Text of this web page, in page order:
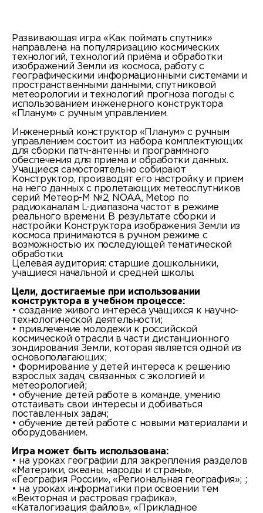
Развивающая игра «Как поймать спутник»
направлена на популяризацию космических
технологий, технологий приёма и обработки
изображений Земли из космоса, работу с
географическими информационными системами и
пространственными данными, спутниковой
метеорологии и технологий прогноза погоды с
использованием инженерного конструктора
«Планум» c ручным управлением.
Инженерный конструктор «Планум» с ручным
управлением состоит из набора комплектующих
для сборки патч-антенны и программного
обеспечения для приема и обработки данных.
Учащиеся самостоятельно собирают
Конструктор, производят его настройку и прием
на него данных с пролетающих метеоспутников
серий Метеор-М №2, NOAA, Metop по
радиоканалам L-диапазона частот в режиме
реального времени. В результате сборки и
настройки Конструктора изображения Земли из
космоса принимаются в ручном режиме с
возможностью их последующей тематической
обработки.
Целевая аудитория: старшие дошкольники,
учащиеся начальной и средней школы.
Цели, достигаемые при использовании
конструктора в учебном процессе:
• создание живого интереса учащихся к научно-
технологической деятельности;
• привлечение молодежи к российской
космической отрасли в части дистанционного
зондирования Земли, которая является одной из
основополагающих;
• формирование у детей интереса к решению
взрослых задач, связанных с экологией и
метеорологией;
• обучение детей работе в команде, умению
отстаивать свои интересы и добиваться
поставленных задач;
• обучение детей работе с новыми материалами и
оборудованием.
Игра может быть использована:
• на уроках географии для закрепления разделов
«Материки, океаны, народы и страны»,
«География России», «Региональная география»; ;
• на уроках информатики при освоении тем
«Векторная и растровая графика»,
«Каталогизация файлов», «Прикладное